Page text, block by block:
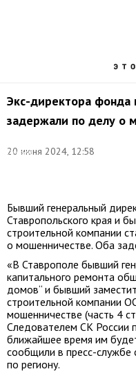
Экс-директора фонда
задержали по делу о
20 июня 2024, 12:58
Сергей
Бывший генеральный
Ставропольского края и
строительной компании
о мошенничестве. Оба
«В Ставрополе бывший
капитального ремонта
домов“ и бывший
строительной компании
мошенничестве (часть 4
Следователем СК России
ближайшее время им
сообщили в пресс-службе
по региону.